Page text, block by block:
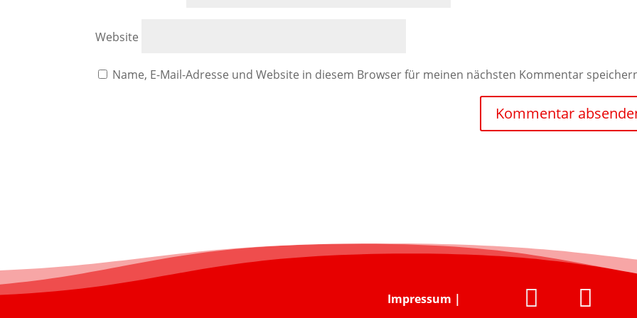
Website
Name, E-Mail-Adresse und Website in diesem Browser für meinen nächsten Kommentar
Impressum |
 